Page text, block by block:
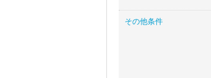
その他条件